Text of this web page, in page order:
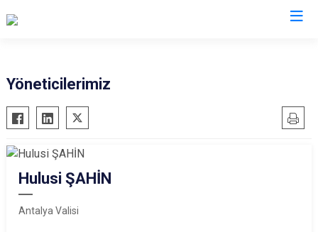
Yöneticilerimiz
Hulusi ŞAHİN
Antalya Valisi